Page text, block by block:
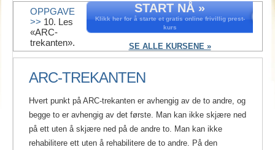
START NÅ »
Klikk her for å starte et gratis online frivillig prest-
kurs
SE ALLE KURSENE »
OPPGAVE
>> 10. Les
«ARC-
trekanten».
ARC-TREKANTEN
Hvert punkt på ARC-trekanten er avhengig av de to andre, og
begge to er avhengig av det første. Man kan ikke skjære ned
på ett uten å skjære ned på de andre to. Man kan ikke
rehabilitere ett uten å rehabilitere de to andre. På den